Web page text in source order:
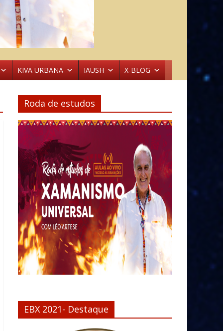
KIVA URBANA IAUSH X-BLOG
Roda de estudos
EBX 2021- Destaque